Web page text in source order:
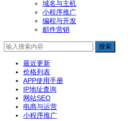
域名与主机
小程序推广
编程与开发
邮件营销
搜索
最近更新
价格列表
APP使用手册
IP地址查询
网站SEO
电商与运营
小程序推广